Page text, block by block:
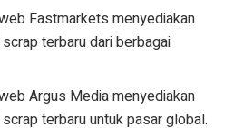
Fastmarkets menyediakan
terbaru dari berbagai
Argus Media menyediakan
terbaru untuk pasar global.